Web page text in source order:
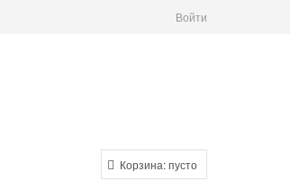
Войти
Корзина:пусто